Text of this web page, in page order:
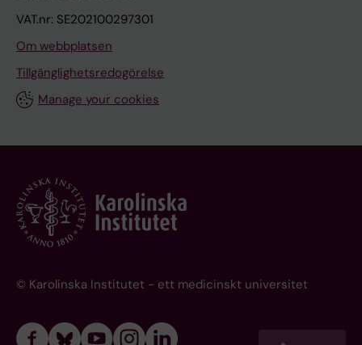
VAT.nr: SE202100297301
Om webbplatsen
Tillgänglighetsredogörelse
Manage your cookies
© Karolinska Institutet - ett medicinskt universitet